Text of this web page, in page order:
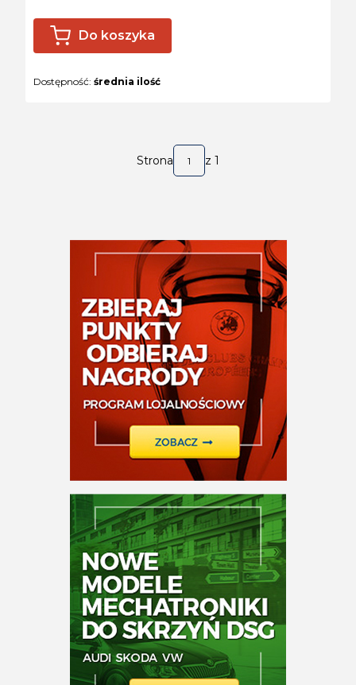
Do koszyka
Dostępność: średnia ilość
Strona z 1